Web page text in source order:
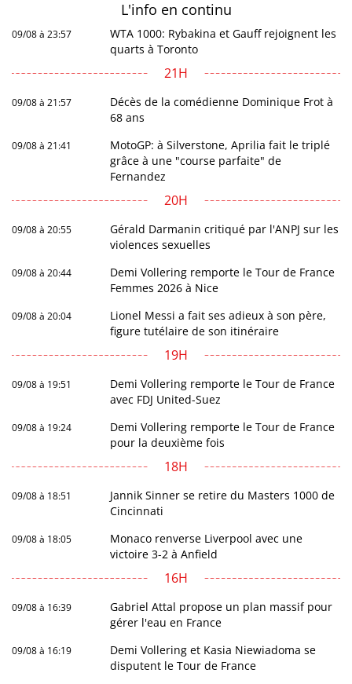
L'info en continu
09/08 à 23:57
WTA 1000: Rybakina et Gauff rejoignent les
quarts à Toronto
21H
09/08 à 21:57
Décès de la comédienne Dominique Frot à
68 ans
09/08 à 21:41
MotoGP: à Silverstone, Aprilia fait le triplé
grâce à une "course parfaite" de
Fernandez
20H
09/08 à 20:55
Gérald Darmanin critiqué par l'ANPJ sur les
violences sexuelles
09/08 à 20:44
Demi Vollering remporte le Tour de France
Femmes 2026 à Nice
09/08 à 20:04
Lionel Messi a fait ses adieux à son père,
figure tutélaire de son itinéraire
19H
09/08 à 19:51
Demi Vollering remporte le Tour de France
avec FDJ United-Suez
09/08 à 19:24
Demi Vollering remporte le Tour de France
pour la deuxième fois
18H
09/08 à 18:51
Jannik Sinner se retire du Masters 1000 de
Cincinnati
09/08 à 18:05
Monaco renverse Liverpool avec une
victoire 3-2 à Anfield
16H
09/08 à 16:39
Gabriel Attal propose un plan massif pour
gérer l'eau en France
09/08 à 16:19
Demi Vollering et Kasia Niewiadoma se
disputent le Tour de France